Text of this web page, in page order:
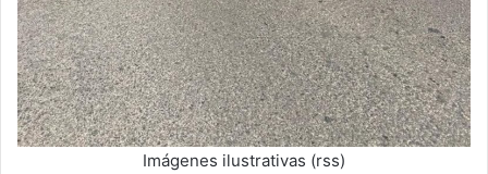
Imágenes ilustrativas (rss)